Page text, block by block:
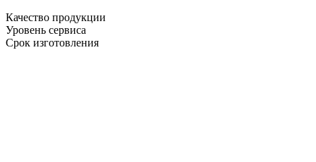
Качество продукции
Уровень сервиса
Срок изготовления